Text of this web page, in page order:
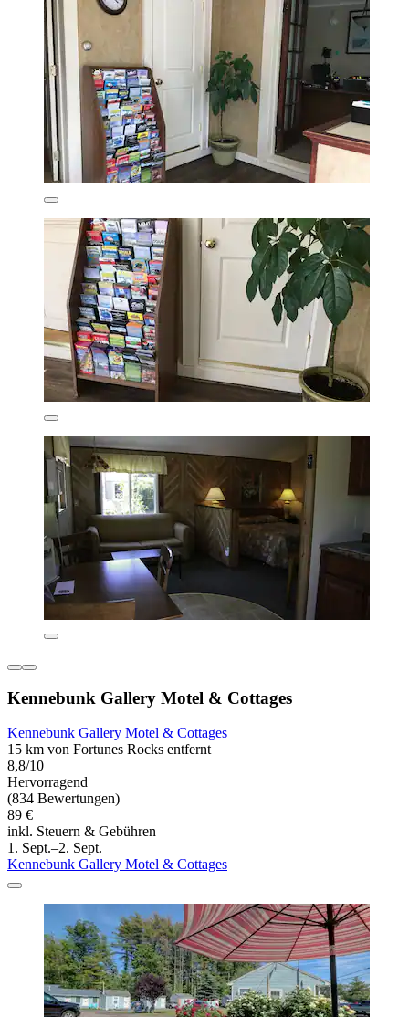
Kennebunk Gallery Motel & Cottages
Kennebunk Gallery Motel & Cottages
15 km von Fortunes Rocks entfernt
8,8/10
Hervorragend
(834 Bewertungen)
89 €
inkl. Steuern & Gebühren
1. Sept.–2. Sept.
Kennebunk Gallery Motel & Cottages